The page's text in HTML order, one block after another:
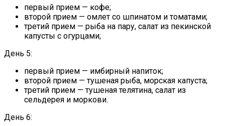
первый прием — кофе;
второй прием — омлет со шпинатом и томатами;
третий прием — рыба на пару, салат из пекинской
капусты с огурцами;
День 5:
первый прием — имбирный напиток;
второй прием — тушеная рыба, морская капуста;
третий прием — тушеная телятина, салат из
сельдерея и моркови.
День 6: